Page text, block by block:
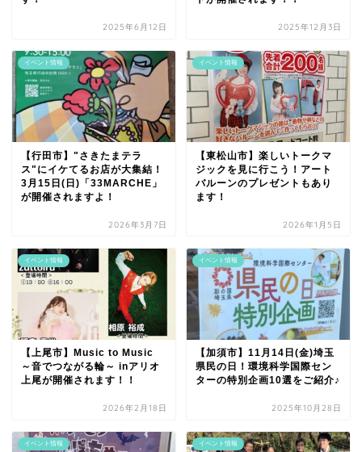
2025年6月12日 2025年12月3日
イベント情報
【行田市】"さきたまテラ
ス"にイケてるお店が大集結！
3月15日(日)「33MARCHE」
が開催されますよ！
2026年3月7日
イベント情報
【東松山市】楽しいトークマ
ジックを見に行こう！アート
バルーンのプレゼントもあり
ます！
2026年1月5日
イベント情報
【上尾市】Music to Music
～音でつながる輪～ inアリオ
上尾が開催されます！！
2026年2月18日
イベント情報
【加須市】11月14日(金)埼玉
県民の日！環境科学国際セン
ターの特別企画10選をご紹介♪
2025年10月28日
イベント情報 イベント情報